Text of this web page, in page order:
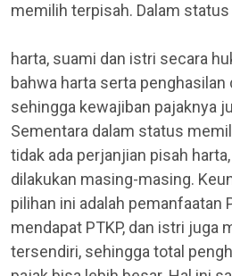
memilih terpisah. Dalam
harta, suami dan istri secara
bahwa harta serta
sehingga kewajiban pajaknya
Sementara dalam status
tidak ada perjanjian pisah
dilakukan masing-masing.
pilihan ini adalah pemanfaatan
mendapat PTKP, dan istri juga
tersendiri, sehingga total